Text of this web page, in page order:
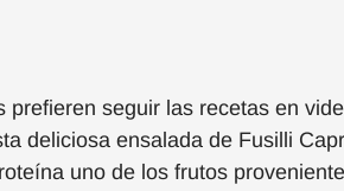
prefieren seguir las recetas en vi
deliciosa ensalada de Fusilli
uno de los frutos